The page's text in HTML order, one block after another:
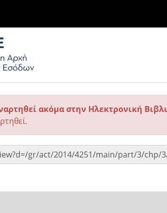
ακόμα στην Ηλεκτρονική